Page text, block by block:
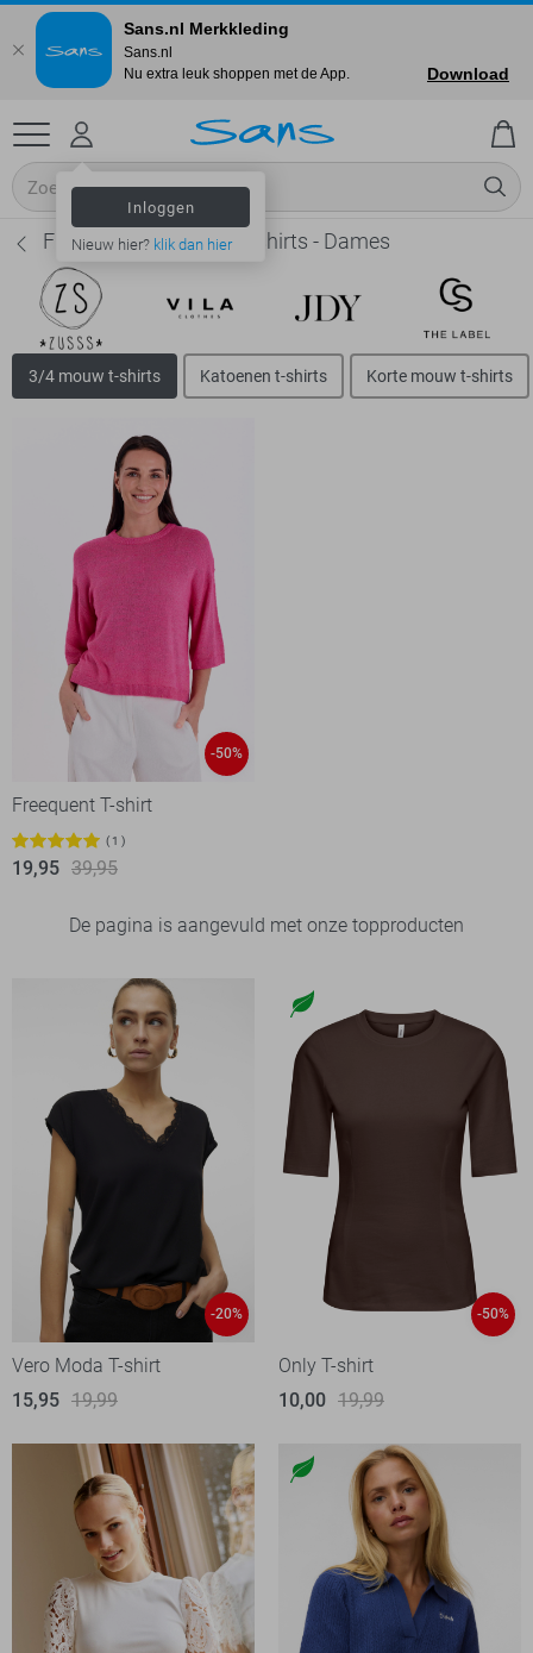
Inloggen
Nieuw hier? klik dan hier
Freequent 3/4 mouw t-shirts - Dames
3/4 mouw t-shirts Katoenen t-shirts Korte mouw t-shirts
-50%
Freequent T-shirt
1
19,95 39,95
De pagina is aangevuld met onze topproducten
-20%
Vero Moda T-shirt
15,95 19,99
-50%
Only T-shirt
10,00 19,99
Sans.nl Merkkleding
Sans.nl
Nu extra leuk shoppen met de App.
Download